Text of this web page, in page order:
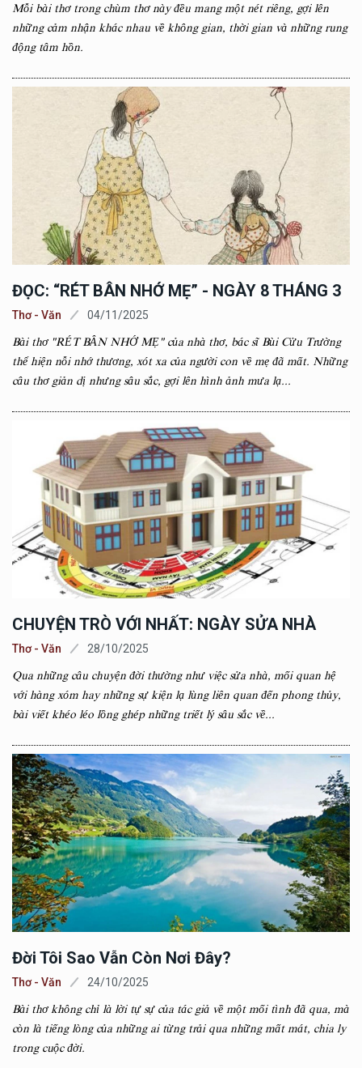
Mỗi bài thơ trong chùm thơ này đều mang một nét riêng, gợi lên
những cảm nhận khác nhau về không gian, thời gian và những rung
động tâm hồn.
ĐỌC: “RÉT BÂN NHỚ MẸ” - NGÀY 8 THÁNG 3
Thơ - Văn 04/11/2025
Bài thơ "RÉT BÂN NHỚ MẸ" của nhà thơ, bác sĩ Bùi Cửu Trường
thể hiện nỗi nhớ thương, xót xa của người con về mẹ đã mất. Những
câu thơ giản dị nhưng sâu sắc, gợi lên hình ảnh mưa lạ...
CHUYỆN TRÒ VỚI NHẤT: NGÀY SỬA NHÀ
Thơ - Văn 28/10/2025
Qua những câu chuyện đời thường như việc sửa nhà, mối quan hệ
với hàng xóm hay những sự kiện lạ lùng liên quan đến phong thủy,
bài viết khéo léo lồng ghép những triết lý sâu sắc về...
Đời Tôi Sao Vẫn Còn Nơi Đây?
Thơ - Văn 24/10/2025
Bài thơ không chỉ là lời tự sự của tác giả về một mối tình đã qua, mà
còn là tiếng lòng của những ai từng trải qua những mất mát, chia ly
trong cuộc đời.